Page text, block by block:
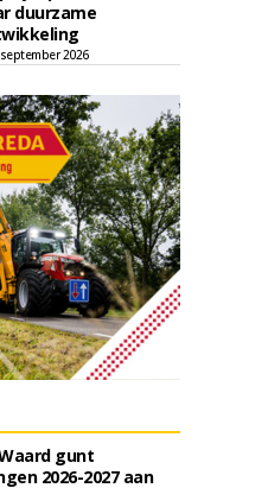
duurzame
2026
gunt
2026-2027 aan